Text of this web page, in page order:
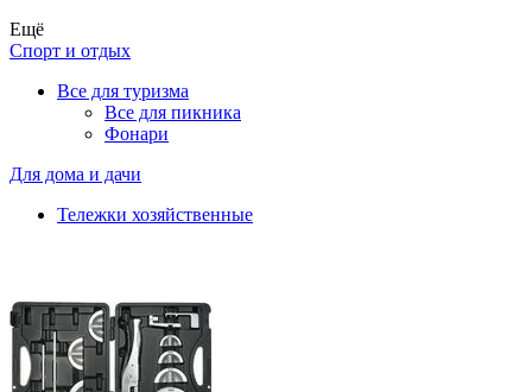
Ещё
Спорт и отдых
Все для туризма
Все для пикника
Фонари
Для дома и дачи
Тележки хозяйственные